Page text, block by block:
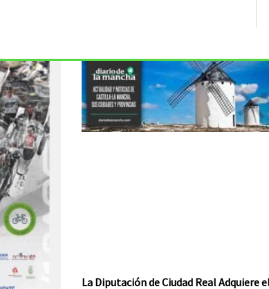
La Diputación de Ciudad Real Adquiere